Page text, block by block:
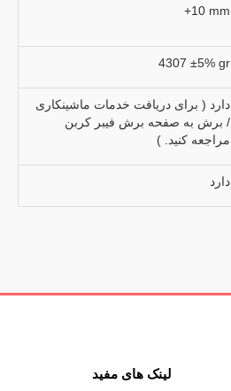
+10 mm
4307 ±5% gr
دارد ( برای دریافت خدمات ماشینکاری
/ برش به صفحه برش فیبر کربن
مراجعه کنید. )
دارد
لینک های مفید